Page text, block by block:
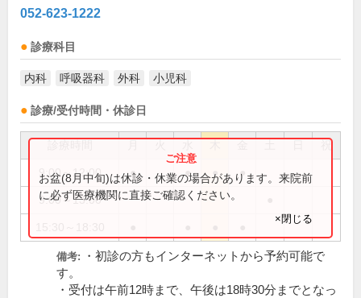
052-623-1222
診療科目
内科 呼吸器科 外科 小児科
診療/受付時間・休診日
祝
9:00～12:00 ● ● ● ●
9:00～13:00
お盆(8月中旬)は休診・休業の場合があります。来院前
に必ず医療機関に直接ご確認ください。
×閉じる
備考:
・初診の方もインターネットから予約可能で
す。
・受付は午前12時まで、午後は18時30分までとなっ